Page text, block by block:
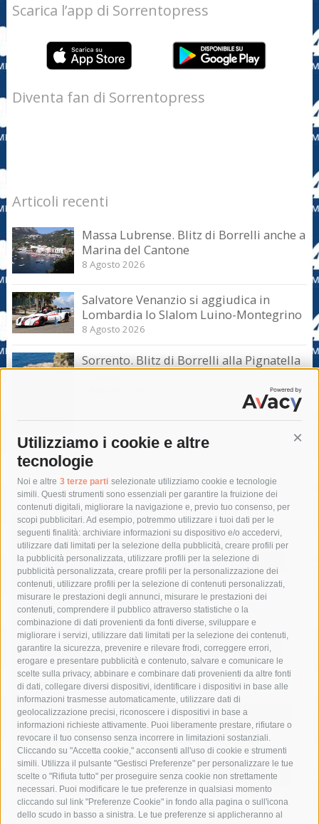
Utilizziamo i cookie e altre
tecnologie
Noi e altre 3 terze parti selezionate utilizziamo cookie e tecnologie
simili. Questi strumenti sono essenziali per garantire la fruizione dei
contenuti digitali, migliorare la navigazione e, previo tuo consenso, per
scopi pubblicitari. Ad esempio, potremmo utilizzare i tuoi dati per le
seguenti finalità: archiviare informazioni su dispositivo e/o accedervi,
utilizzare dati limitati per la selezione della pubblicità, creare profili per
la pubblicità personalizzata, utilizzare profili per la selezione di
pubblicità personalizzata, creare profili per la personalizzazione dei
contenuti, utilizzare profili per la selezione di contenuti personalizzati,
misurare le prestazioni degli annunci, misurare le prestazioni dei
contenuti, comprendere il pubblico attraverso statistiche o la
combinazione di dati provenienti da fonti diverse, sviluppare e
migliorare i servizi, utilizzare dati limitati per la selezione dei contenuti,
garantire la sicurezza, prevenire e rilevare frodi, correggere errori,
erogare e presentare pubblicità e contenuto, salvare e comunicare le
scelte sulla privacy, abbinare e combinare dati provenienti da altre fonti
di dati, collegare diversi dispositivi, identificare i dispositivi in base alle
informazioni trasmesse automaticamente, utilizzare dati di
geolocalizzazione precisi, riconoscere i dispositivi in base a
informazioni richieste attivamente. Puoi liberamente prestare, rifiutare o
revocare il tuo consenso senza incorrere in limitazioni sostanziali.
Cliccando su "Accetta cookie," acconsenti all'uso di cookie e strumenti
simili. Utilizza il pulsante "Gestisci Preferenze" per personalizzare le tue
scelte o "Rifiuta tutto" per proseguire senza cookie non strettamente
necessari. Puoi modificare le tue preferenze in qualsiasi momento
cliccando sul link "Preferenze Cookie" in fondo alla pagina o sull'icona
dello scudo in basso a sinistra. Le tue preferenze si applicheranno al
Scarica l’app di Sorrentopress
Diventa fan di Sorrentopress
Articoli recenti
Massa Lubrense. Blitz di Borrelli anche a
Marina del Cantone
8 Agosto 2026
Salvatore Venanzio si aggiudica in
Lombardia lo Slalom Luino-Montegrino
8 Agosto 2026
Sorrento. Blitz di Borrelli alla Pignatella
– video –
Tag
acqua allerta meteo
anas
area marina protetta di punta campanella
arresto
Asl Napoli 3 sud
capitaneria di porto capri
carabinieri
castellammare di stabia
circumvesuviana
comune di sorrento
concerto
contagi
costiera amalfitana
covid-19 eav
elezioni
fondazione sorrento
gori guardia costiera
incidente
lavori
lorenzo balducelli mare
massa lubrense
massimo coppola
Meta napoli
ordinanza
penisola sorrentina
piano di sorrento
polizia municipale
protezione civile
Regione Campania
sant'agnello
sindaco cuomo
sorrento studenti temporali
treni
turismo
Vico Equense villa fiorentino vincenzo de luca